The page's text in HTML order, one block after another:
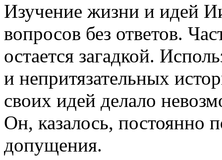
Изучение жизни и идей
вопросов без ответов.
остается загадкой.
и непритязательных
своих идей делало
Он, казалось, постоянно
допущения.